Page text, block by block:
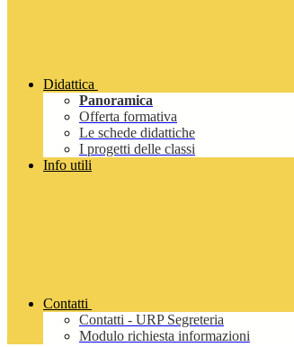
Didattica
Panoramica
Offerta formativa
Le schede didattiche
I progetti delle classi
Info utili
Contatti
Contatti - URP Segreteria
Modulo richiesta informazioni